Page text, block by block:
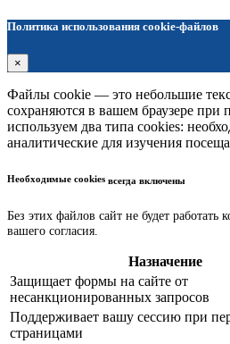
Политика использования cookie-файлов
×
Файлы cookie — это небольшие
сохраняются в вашем браузере
используем два типа cookies:
аналитические для изучения
Необходимые cookies всегда включены
Без этих файлов сайт не будет работать
вашего согласия.
Назначение
Защищает формы на сайте от
несанкционированных запросов
Поддерживает вашу сессию при
страницами